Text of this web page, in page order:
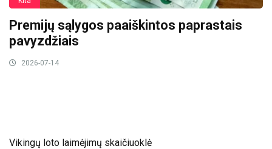
Premijų sąlygos paaiškintos paprastais
pavyzdžiais
2026-07-14
Vikingų loto laimėjimų skaičiuoklė